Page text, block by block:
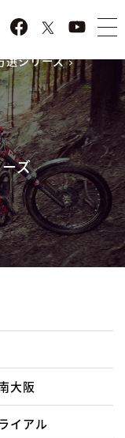
選シリーズ
ズ
大阪
イアル